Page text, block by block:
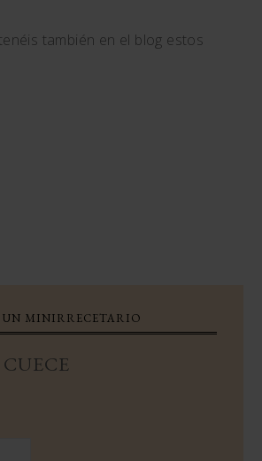
también en el blog estos
UN MINIRRECETARIO